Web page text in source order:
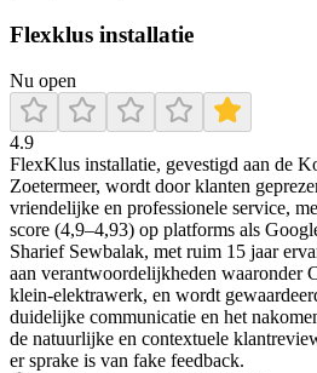
Flexklus installatie
Nu open
4.9
FlexKlus installatie, gevestigd aan de
Zoetermeer, wordt door klanten
vriendelijke en professionele service,
score (4,9–4,93) op platforms als
Sharief Sewbalak, met ruim 15 jaar
aan verantwoordelijkheden waaronder
klein-elektrawerk, en wordt
duidelijke communicatie en het
de natuurlijke en contextuele
er sprake is van fake feedback.